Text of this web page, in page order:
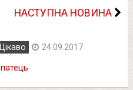
НАСТУПНА НОВИНА
Цікаво 24.09.2017